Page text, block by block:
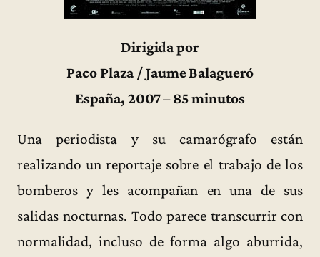
Dirigida por
Paco Plaza / Jaume Balagueró
España, 2007 – 85 minutos
Una periodista y su camarógrafo están
realizando un reportaje sobre el trabajo de los
bomberos y les acompañan en una de sus
salidas nocturnas. Todo parece transcurrir con
normalidad, incluso de forma algo aburrida,